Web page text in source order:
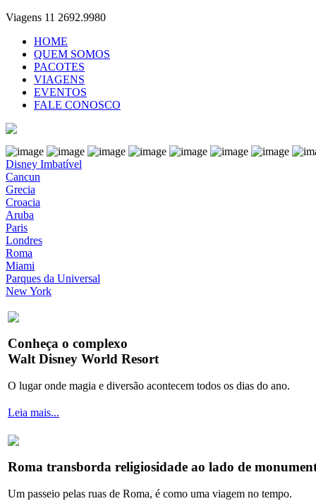
Viagens 11 2692.9980
HOME
QUEM SOMOS
PACOTES
VIAGENS
EVENTOS
FALE CONOSCO
Disney Imbatível
Cancun
Grecia
Croacia
Aruba
Paris
Londres
Roma
Miami
Parques da Universal
New York
Conheça o complexo
Walt Disney World Resort
O lugar onde magia e diversão acontecem todos os dias do ano.
Leia mais...
Roma transborda religiosidade ao lado de
Um passeio pelas ruas de Roma, é como uma viagem no tempo.